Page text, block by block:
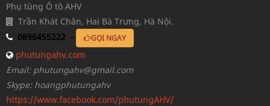
Phụ tùng Ô tô AHV
Trần Khát Chân, Hai Bà Trưng, Hà Nội.
0896455222 -
GỌI NGAY
phutungahv.com
Email: phutungahv@gmail.com
Skype: hoangphutungahv
https://www.facebook.com/phutungAHV/